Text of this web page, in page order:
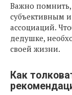
Важно помнить,
субъективным
ассоциаций.
дедушке,
своей жизни.
Как